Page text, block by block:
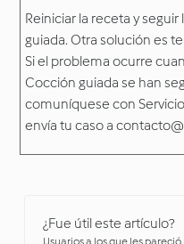
Reiniciar la receta y
guiada. Otra solución es
Si el problema ocurre
Cocción guiada se han
comuníquese con
envía tu caso a
¿Fue útil este artículo?
Usuarios a los que les pareció